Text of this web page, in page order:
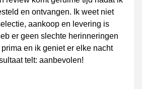
en ontvangen. Ik weet niet
aankoop en levering is
er geen slechte herinneringen
en ik geniet er elke nacht
telt: aanbevolen!